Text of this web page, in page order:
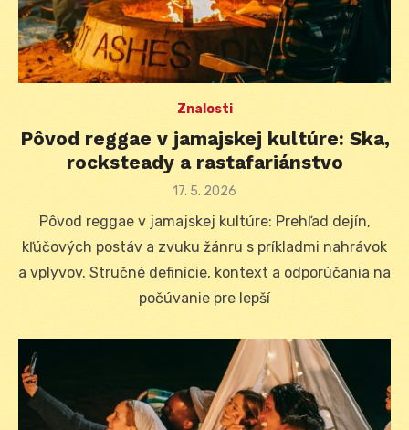
Znalosti
Pôvod reggae v jamajskej kultúre: Ska,
rocksteady a rastafariánstvo
Posted
17. 5. 2026
Pôvod reggae v jamajskej kultúre: Prehľad dejín,
kľúčových postáv a zvuku žánru s príkladmi nahrávok
a vplyvov. Stručné definície, kontext a odporúčania na
počúvanie pre lepší